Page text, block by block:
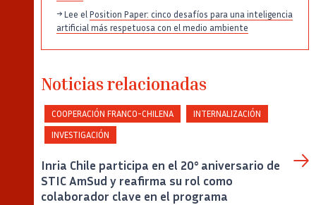
→ Lee el Position Paper: cinco desafíos para una inteligencia
artificial más respetuosa con el medio ambiente
Noticias relacionadas
COOPERACIÓN FRANCO-CHILENA
INTERNALIZACIÓN
INVESTIGACIÓN
Inria Chile participa en el 20° aniversario de
STIC AmSud y reafirma su rol como
colaborador clave en el programa